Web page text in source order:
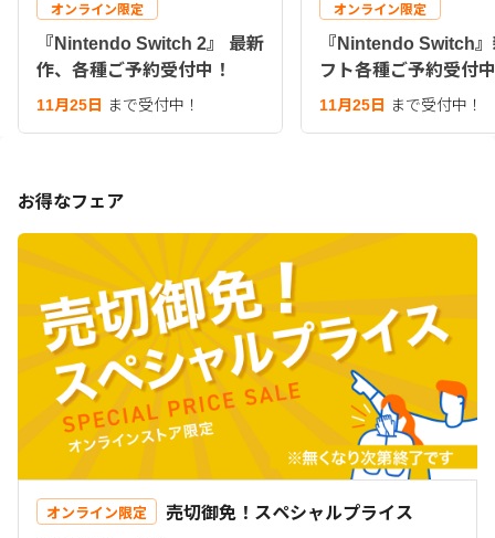
オンライン限定
『Nintendo Switch 2』 最新
作、各種ご予約受付中！
11月25日 まで受付中！
オンライン限定
『Nintendo Switch
フト各種ご予約受付
11月25日 まで受付中！
お得なフェア
オンライン限定 売切御免！スペシャルプライス